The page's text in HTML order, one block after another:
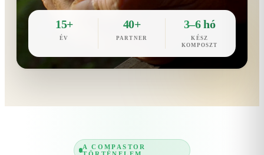
15+
ÉV
40+
PARTNER
3–6 hó
KÉSZ
KOMPOSZT
A COMPASTOR
TÖRTÉNELEM